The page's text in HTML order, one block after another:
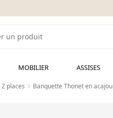
MOBILIER ASSISES
places Banquette Thonet en acajou